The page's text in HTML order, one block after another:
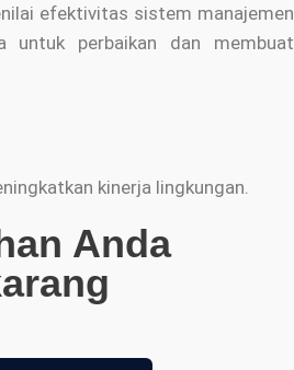
efektivitas sistem manajemen
untuk perbaikan dan membuat
kinerja lingkungan.
Anda